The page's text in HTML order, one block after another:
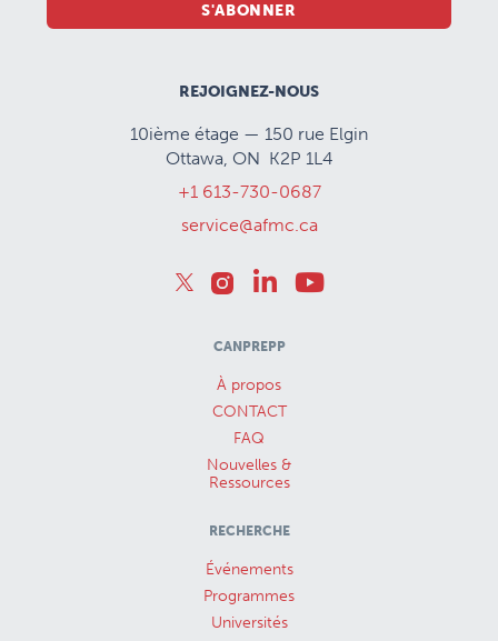
S'ABONNER
REJOIGNEZ-NOUS
10ième étage — 150 rue Elgin
Ottawa, ON K2P 1L4
+1 613-730-0687
service@afmc.ca
CANPREPP
À propos
CONTACT
FAQ
Nouvelles &
Ressources
RECHERCHE
Événements
Programmes
Universités